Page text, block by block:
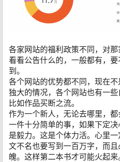
各家网站的福利政策不同，对
看看公告什么的，一般都有，
到。
各个网站的优势都不同，现在
独大的情况，各个网站也有一些
比如作品买断之流。
作为一个新人，无论去哪里，
一件十分简单的事，如果下定
是毅力。这是个体力活。心里
文不名也要写到一百万字，而
魄。这样第二本书才可能火起来